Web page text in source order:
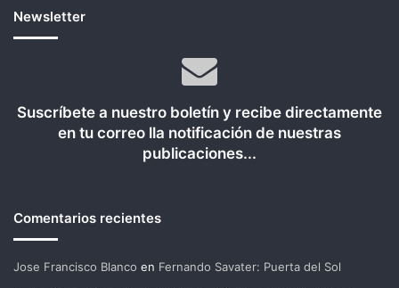
Newsletter
Suscríbete a nuestro boletín y recibe directamente
en tu correo lla notificación de nuestras
publicaciones...
Comentarios recientes
Jose Francisco Blanco en Fernando Savater: Puerta del Sol